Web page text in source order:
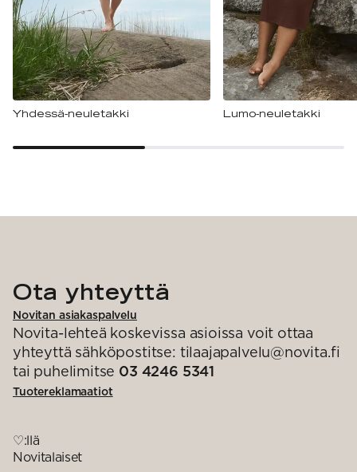
Yhdessä-neuletakki Lumo-neuletakki
Ota yhteyttä
Novitan asiakaspalvelu
Novita-lehteä koskevissa asioissa voit ottaa
yhteyttä sähköpostitse: tilaajapalvelu@novita.fi
tai puhelimitse 03 4246 5341
Tuotereklamaatiot
♡:llä
Novitalaiset